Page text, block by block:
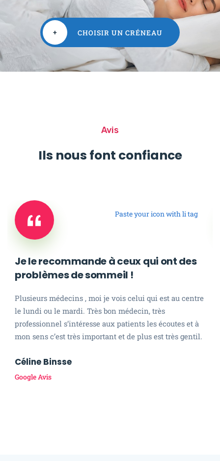
+ CHOISIR UN CRÉNEAU
Avis
Ils nous font confiance
Paste your icon with li tag
Je le recommande à ceux qui ont des
problèmes de sommeil !
Plusieurs médecins , moi je vois celui qui est au centre
le lundi ou le mardi. Très bon médecin, très
professionnel s’intéresse aux patients les écoutes et à
mon sens c’est très important et de plus est très gentil.
Céline Binsse
Google Avis